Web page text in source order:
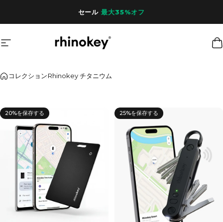
セール 最大35%オフ
サイトナビゲーション
Rhinokey®
コレクションRhinokey チタニウム
20%を保存する 25%を保存する